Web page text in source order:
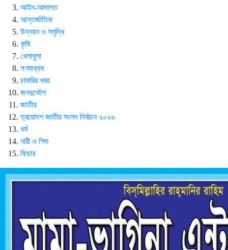
আইন-আদালত
আন্তর্জাতিক
উন্নয়ন ও সমৃদ্ধি
কৃষি
খেলাধুলা
গণমাধ্যম
চাকরির খবর
জনদুর্ভোগ
জাতীয়
ত্রয়োদশ জাতীয় সংসদ নির্বাচন ২০২৬
ধর্ম
নারী ও শিশু
ফিচার